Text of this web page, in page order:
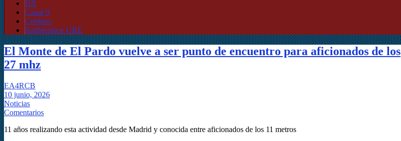
DX
Canal 9
Créditos
Radioenlace URE
El Monte de El Pardo vuelve a ser punto de encuentro para aficionados de los
27 mhz
EA4RCB
10 junio, 2026
Noticias
Comentarios
11 años realizando esta actividad desde Madrid y conocida entre aficionados de los 11 metros